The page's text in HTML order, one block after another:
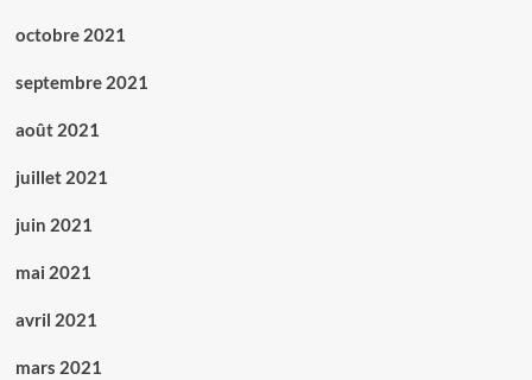
octobre 2021
septembre 2021
août 2021
juillet 2021
juin 2021
mai 2021
avril 2021
mars 2021